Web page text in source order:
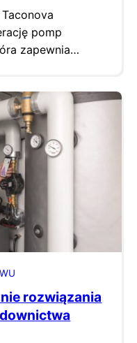
pomp
zapewnia
Poszczególne
rozwiązania dla
i szerokiego
TacoFlow3
systemów
w sobie
rozwiązania